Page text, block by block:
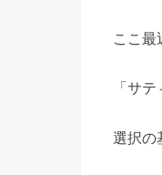
ここ最
「サ
選択の